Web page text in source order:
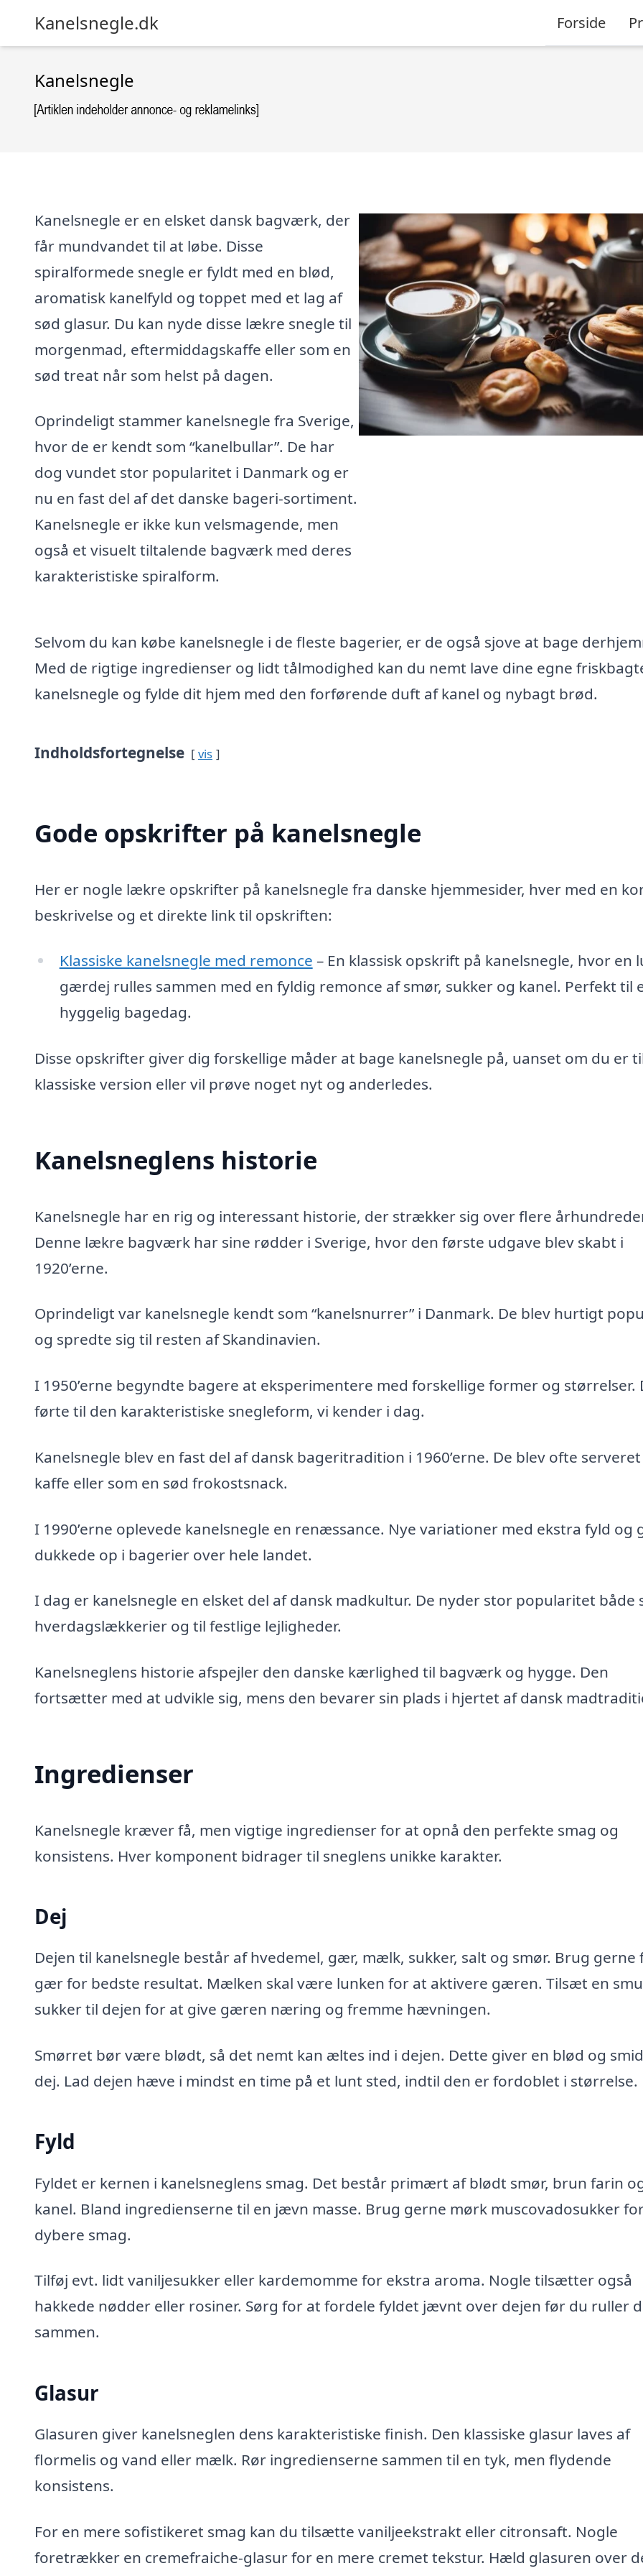
Kanelsnegle.dk Forside
Kanelsnegle
Kanelsnegle er en elsket dansk bagværk, der
får mundvandet til at løbe. Disse
spiralformede snegle er fyldt med en blød,
aromatisk kanelfyld og toppet med et lag af
sød glasur. Du kan nyde disse lækre snegle til
morgenmad, eftermiddagskaffe eller som en
sød treat når som helst på dagen.
Oprindeligt stammer kanelsnegle fra Sverige,
hvor de er kendt som “kanelbullar”. De har
dog vundet stor popularitet i Danmark og er
nu en fast del af det danske bageri-sortiment.
Kanelsnegle er ikke kun velsmagende, men
også et visuelt tiltalende bagværk med deres
karakteristiske spiralform.
Selvom du kan købe kanelsnegle i de fleste bagerier, er de også sjove at bage
Med de rigtige ingredienser og lidt tålmodighed kan du nemt lave dine egne
kanelsnegle og fylde dit hjem med den forførende duft af kanel og nybagt brød.
Indholdsfortegnelse vis
Gode opskrifter på kanelsnegle
Her er nogle lækre opskrifter på kanelsnegle fra danske hjemmesider, hver med en
beskrivelse og et direkte link til opskriften:
Klassiske kanelsnegle med remonce – En klassisk opskrift på kanelsnegle, hvor en
gærdej rulles sammen med en fyldig remonce af smør, sukker og kanel. Perfekt til
hyggelig bagedag.
Disse opskrifter giver dig forskellige måder at bage kanelsnegle på, uanset om du er
klassiske version eller vil prøve noget nyt og anderledes.
Kanelsneglens historie
Kanelsnegle har en rig og interessant historie, der strækker sig over flere
Denne lækre bagværk har sine rødder i Sverige, hvor den første udgave blev skabt i
1920’erne.
Oprindeligt var kanelsnegle kendt som “kanelsnurrer” i Danmark. De blev hurtigt
og spredte sig til resten af Skandinavien.
I 1950’erne begyndte bagere at eksperimentere med forskellige former og størrelser.
førte til den karakteristiske snegleform, vi kender i dag.
Kanelsnegle blev en fast del af dansk bageritradition i 1960’erne. De blev ofte
kaffe eller som en sød frokostsnack.
I 1990’erne oplevede kanelsnegle en renæssance. Nye variationer med ekstra fyld og
dukkede op i bagerier over hele landet.
I dag er kanelsnegle en elsket del af dansk madkultur. De nyder stor popularitet både
hverdagslækkerier og til festlige lejligheder.
Kanelsneglens historie afspejler den danske kærlighed til bagværk og hygge. Den
fortsætter med at udvikle sig, mens den bevarer sin plads i hjertet af dansk
Ingredienser
Kanelsnegle kræver få, men vigtige ingredienser for at opnå den perfekte smag og
konsistens. Hver komponent bidrager til sneglens unikke karakter.
Dej
Dejen til kanelsnegle består af hvedemel, gær, mælk, sukker, salt og smør. Brug gerne
gær for bedste resultat. Mælken skal være lunken for at aktivere gæren. Tilsæt en
sukker til dejen for at give gæren næring og fremme hævningen.
Smørret bør være blødt, så det nemt kan æltes ind i dejen. Dette giver en blød og
dej. Lad dejen hæve i mindst en time på et lunt sted, indtil den er fordoblet i størrelse.
Fyld
Fyldet er kernen i kanelsneglens smag. Det består primært af blødt smør, brun farin
kanel. Bland ingredienserne til en jævn masse. Brug gerne mørk muscovadosukker
dybere smag.
Tilføj evt. lidt vaniljesukker eller kardemomme for ekstra aroma. Nogle tilsætter også
hakkede nødder eller rosiner. Sørg for at fordele fyldet jævnt over dejen før du ruller
sammen.
Glasur
Glasuren giver kanelsneglen dens karakteristiske finish. Den klassiske glasur laves af
flormelis og vand eller mælk. Rør ingredienserne sammen til en tyk, men flydende
konsistens.
For en mere sofistikeret smag kan du tilsætte vaniljeekstrakt eller citronsaft. Nogle
foretrækker en cremefraiche-glasur for en mere cremet tekstur. Hæld glasuren over